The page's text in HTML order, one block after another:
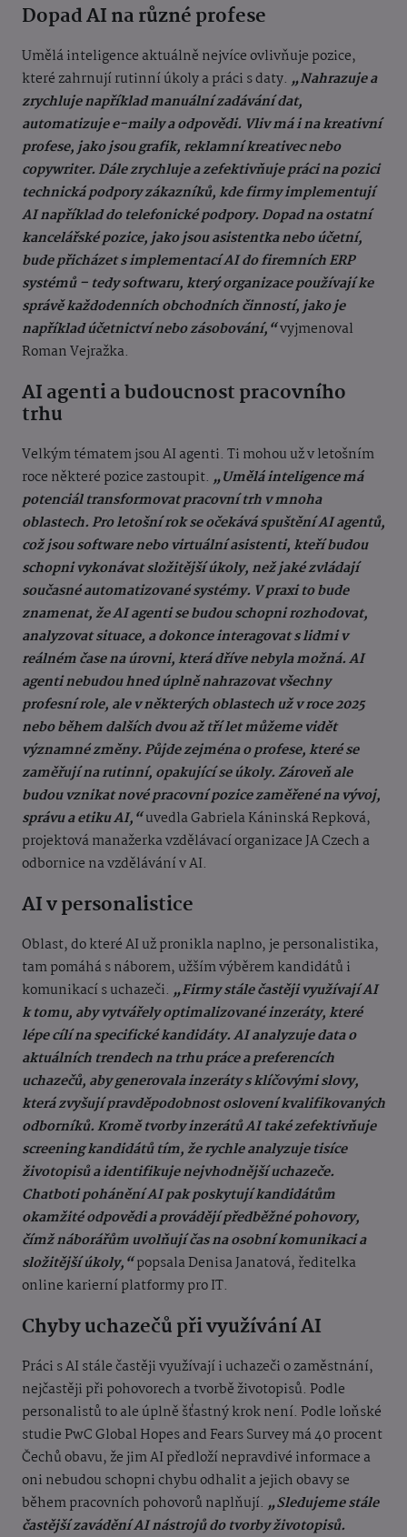
Dopad AI na různé profese
Umělá inteligence aktuálně nejvíce ovlivňuje pozice,
které zahrnují rutinní úkoly a práci s daty. „Nahrazuje a
zrychluje například manuální zadávání dat,
automatizuje e-maily a odpovědi. Vliv má i na kreativní
profese, jako jsou grafik, reklamní kreativec nebo
copywriter. Dále zrychluje a zefektivňuje práci na pozici
technická podpory zákazníků, kde firmy implementují
AI například do telefonické podpory. Dopad na ostatní
kancelářské pozice, jako jsou asistentka nebo účetní,
bude přicházet s implementací AI do firemních ERP
systémů – tedy softwaru, který organizace používají ke
správě každodenních obchodních činností, jako je
například účetnictví nebo zásobování,“vyjmenoval
Roman Vejražka.
AI agenti a budoucnost pracovního
trhu
Velkým tématem jsou AI agenti. Ti mohou už v letošním
roce některé pozice zastoupit. „Umělá inteligence má
potenciál transformovat pracovní trh v mnoha
oblastech. Pro letošní rok se očekává spuštění AI agentů,
což jsou software nebo virtuální asistenti, kteří budou
schopni vykonávat složitější úkoly, než jaké zvládají
současné automatizované systémy. V praxi to bude
znamenat, že AI agenti se budou schopni rozhodovat,
analyzovat situace, a dokonce interagovat s lidmi v
reálném čase na úrovni, která dříve nebyla možná. AI
agenti nebudou hned úplně nahrazovat všechny
profesní role, ale v některých oblastech už v roce 2025
nebo během dalších dvou až tří let můžeme vidět
významné změny. Půjde zejména o profese, které se
zaměřují na rutinní, opakující se úkoly. Zároveň ale
budou vznikat nové pracovní pozice zaměřené na vývoj,
správu a etiku AI,“uvedla Gabriela Káninská Repková,
projektová manažerka vzdělávací organizace JA Czech a
odbornice na vzdělávání v AI.
AI v personalistice
Oblast, do které AI už pronikla naplno, je personalistika,
tam pomáhá s náborem, užším výběrem kandidátů i
komunikací s uchazeči. „Firmy stále častěji využívají AI
k tomu, aby vytvářely optimalizované inzeráty, které
lépe cílí na specifické kandidáty. AI analyzuje data o
aktuálních trendech na trhu práce a preferencích
uchazečů, aby generovala inzeráty s klíčovými slovy,
která zvyšují pravděpodobnost oslovení kvalifikovaných
odborníků. Kromě tvorby inzerátů AI také zefektivňuje
screening kandidátů tím, že rychle analyzuje tisíce
životopisů a identifikuje nejvhodnější uchazeče.
Chatboti pohánění AI pak poskytují kandidátům
okamžité odpovědi a provádějí předběžné pohovory,
čímž náborářům uvolňují čas na osobní komunikaci a
složitější úkoly,“popsala Denisa Janatová, ředitelka
online karierní platformy pro IT.
Chyby uchazečů při využívání AI
Práci s AI stále častěji využívají i uchazeči o zaměstnání,
nejčastěji při pohovorech a tvorbě životopisů. Podle
personalistů to ale úplně šťastný krok není. Podle loňské
studie PwC Global Hopes and Fears Survey má 40 procent
Čechů obavu, že jim AI předloží nepravdivé informace a
oni nebudou schopni chybu odhalit a jejich obavy se
během pracovních pohovorů naplňují. „Sledujeme stále
častější zavádění AI nástrojů do tvorby životopisů.